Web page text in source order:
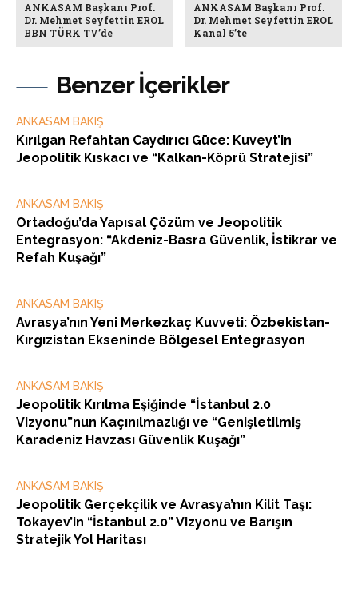
Benzer İçerikler
ANKASAM BAKIŞ
Kırılgan Refahtan Caydırıcı Güce: Kuveyt’in
Jeopolitik Kıskacı ve “Kalkan-Köprü Stratejisi”
ANKASAM BAKIŞ
Ortadoğu’da Yapısal Çözüm ve Jeopolitik
Entegrasyon: “Akdeniz-Basra Güvenlik, İstikrar ve
Refah Kuşağı”
ANKASAM BAKIŞ
Avrasya’nın Yeni Merkezkaç Kuvveti: Özbekistan-
Kırgızistan Ekseninde Bölgesel Entegrasyon
ANKASAM BAKIŞ
Jeopolitik Kırılma Eşiğinde “İstanbul 2.0
Vizyonu”nun Kaçınılmazlığı ve “Genişletilmiş
Karadeniz Havzası Güvenlik Kuşağı”
ANKASAM BAKIŞ
Jeopolitik Gerçekçilik ve Avrasya’nın Kilit Taşı:
Tokayev’in “İstanbul 2.0” Vizyonu ve Barışın
Stratejik Yol Haritası
ANKASAM Başkanı Prof.
Dr. Mehmet Seyfettin EROL
BBN TÜRK TV’de
ANKASAM Başkanı Prof.
Dr. Mehmet Seyfettin EROL
Kanal 5’te